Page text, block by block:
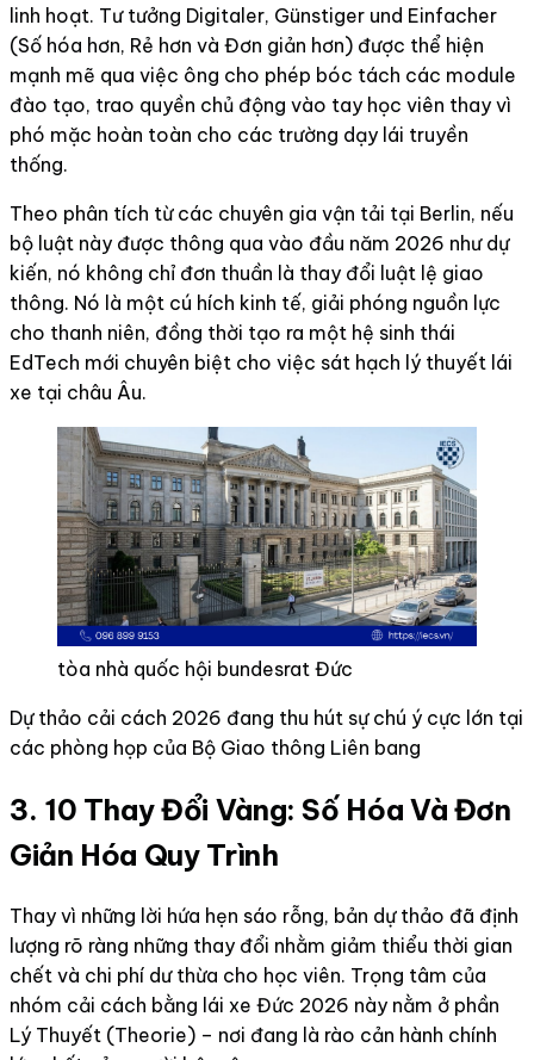
linh hoạt. Tư tưởng Digitaler, Günstiger und Einfacher
(Số hóa hơn, Rẻ hơn và Đơn giản hơn) được thể hiện
mạnh mẽ qua việc ông cho phép bóc tách các module
đào tạo, trao quyền chủ động vào tay học viên thay vì
phó mặc hoàn toàn cho các trường dạy lái truyền
thống.
Theo phân tích từ các chuyên gia vận tải tại Berlin, nếu
bộ luật này được thông qua vào đầu năm 2026 như dự
kiến, nó không chỉ đơn thuần là thay đổi luật lệ giao
thông. Nó là một cú hích kinh tế, giải phóng nguồn lực
cho thanh niên, đồng thời tạo ra một hệ sinh thái
EdTech mới chuyên biệt cho việc sát hạch lý thuyết lái
xe tại châu Âu.
tòa nhà quốc hội bundesrat Đức
Dự thảo cải cách 2026 đang thu hút sự chú ý cực lớn tại
các phòng họp của Bộ Giao thông Liên bang
3. 10 Thay Đổi Vàng: Số Hóa Và Đơn
Giản Hóa Quy Trình
Thay vì những lời hứa hẹn sáo rỗng, bản dự thảo đã định
lượng rõ ràng những thay đổi nhằm giảm thiểu thời gian
chết và chi phí dư thừa cho học viên. Trọng tâm của
nhóm cải cách bằng lái xe Đức 2026 này nằm ở phần
Lý Thuyết (Theorie) – nơi đang là rào cản hành chính